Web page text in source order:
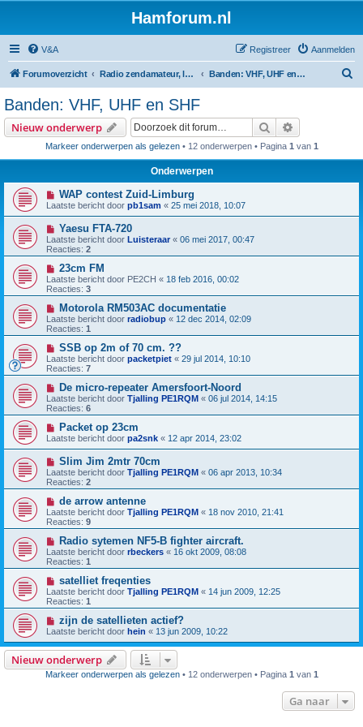
Hamforum.nl
V&A Aanmelden
Registreer
Forumoverzicht Radio zendamateur, luisteramateur en elektronica zelfbouw Banden: VHF, UHF en SHF
Banden: VHF, UHF en SHF
Nieuw onderwerp Zoek
Markeer onderwerpen als gelezen• 12 onderwerpen • Pagina 1 van 1
Onderwerpen
WAP contest Zuid-Limburg
Laatste bericht door pb1sam « 25 mei 2018, 10:07
Yaesu FTA-720
Laatste bericht door Luisteraar « 06 mei 2017, 00:47
Reacties: 2
23cm FM
Laatste bericht door PE2CH « 18 feb 2016, 00:02
Reacties: 3
Motorola RM503AC documentatie
Laatste bericht door radiobup « 12 dec 2014, 02:09
Reacties: 1
SSB op 2m of 70 cm. ??
Laatste bericht door packetpiet « 29 jul 2014, 10:10
Reacties: 7
De micro-repeater Amersfoort-Noord
Laatste bericht door Tjalling PE1RQM « 06 jul 2014, 14:15
Reacties: 6
Packet op 23cm
Laatste bericht door pa2snk « 12 apr 2014, 23:02
Slim Jim 2mtr 70cm
Laatste bericht door Tjalling PE1RQM « 06 apr 2013, 10:34
Reacties: 2
de arrow antenne
Laatste bericht door Tjalling PE1RQM « 18 nov 2010, 21:41
Reacties: 9
Radio sytemen NF5-B fighter aircraft.
Laatste bericht door rbeckers « 16 okt 2009, 08:08
Reacties: 1
satelliet freqenties
Laatste bericht door Tjalling PE1RQM « 14 jun 2009, 12:25
Reacties: 1
zijn de satellieten actief?
Laatste bericht door hein « 13 jun 2009, 10:22
Nieuw onderwerp
Markeer onderwerpen als gelezen• 12 onderwerpen • Pagina 1 van 1
Ga naar